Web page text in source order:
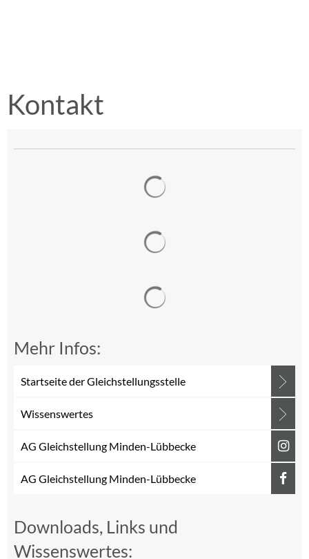
Kontakt
Mehr Infos:
Startseite der Gleichstellungsstelle
Wissenswertes
AG Gleichstellung Minden-Lübbecke
AG Gleichstellung Minden-Lübbecke
Downloads, Links und
Wissenswertes: